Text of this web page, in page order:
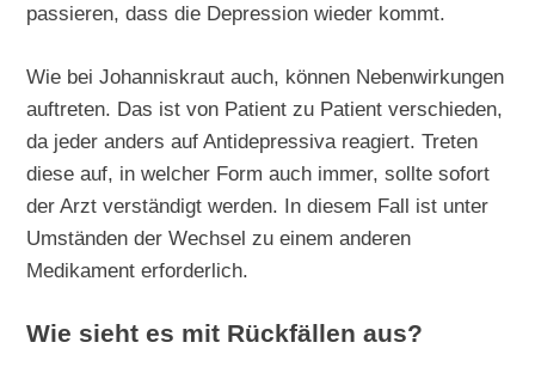
passieren, dass die Depression wieder kommt.
Wie bei Johanniskraut auch, können Nebenwirkungen
auftreten. Das ist von Patient zu Patient verschieden,
da jeder anders auf Antidepressiva reagiert. Treten
diese auf, in welcher Form auch immer, sollte sofort
der Arzt verständigt werden. In diesem Fall ist unter
Umständen der Wechsel zu einem anderen
Medikament erforderlich.
Wie sieht es mit Rückfällen aus?